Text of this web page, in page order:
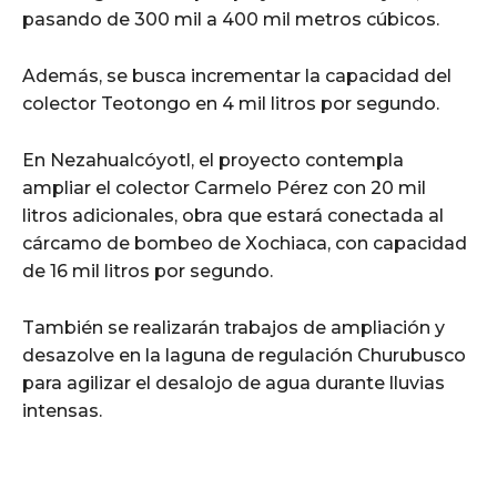
pasando de 300 mil a 400 mil metros cúbicos.
Además, se busca incrementar la capacidad del
colector Teotongo en 4 mil litros por segundo.
En Nezahualcóyotl, el proyecto contempla
ampliar el colector Carmelo Pérez con 20 mil
litros adicionales, obra que estará conectada al
cárcamo de bombeo de Xochiaca, con capacidad
de 16 mil litros por segundo.
También se realizarán trabajos de ampliación y
desazolve en la laguna de regulación Churubusco
para agilizar el desalojo de agua durante lluvias
intensas.